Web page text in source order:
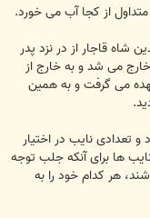
از کجا آب می خورد.
شاه قاجار از در نزد پدر
خارج می شد و به خارج از
می گرفت و به همین
و تعدادی نایب در اختیار
ها برای آنکه جلب توجه
هر کدام خود را به